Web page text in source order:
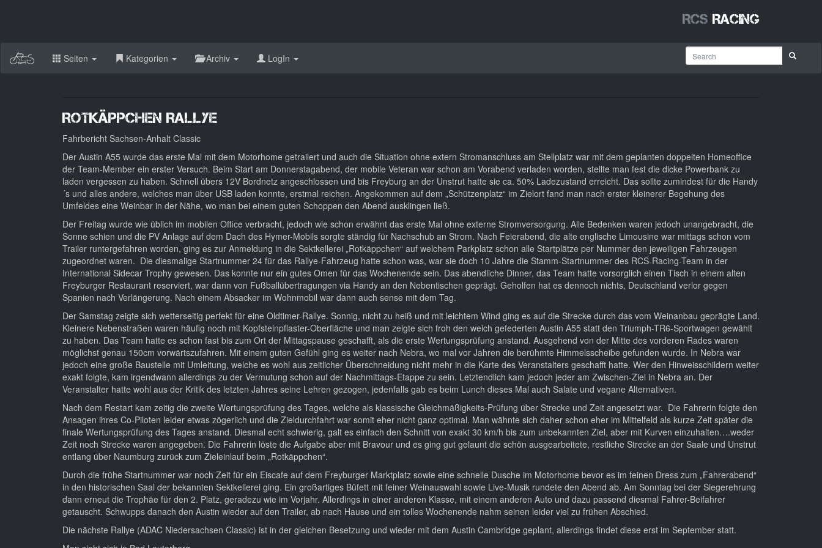
RCS Racing
Seiten Kategorien Archiv LogIn
Rotkäppchen Rallye
Fahrbericht Sachsen-Anhalt Classic
Der Austin A55 wurde das erste Mal mit dem Motorhome getrailert und auch die Situation ohne extern Stromanschluss am Stellplatz war mit dem geplanten doppelten Homeoffice
der Team-Member ein erster Versuch. Beim Start am Donnerstagabend, der mobile Veteran war schon am Vorabend verladen worden, stellte man fest die dicke Powerbank zu
laden vergessen zu haben. Schnell übers 12V Bordnetz angeschlossen und bis Freyburg an der Unstrut hatte sie ca. 50% Ladezustand erreicht. Das sollte zumindest für die Handy
´s und alles andere, welches man über USB laden konnte, erstmal reichen. Angekommen auf dem „Schützenplatz“ im Zielort fand man nach erster kleinerer Begehung des
Umfeldes eine Weinbar in der Nähe, wo man bei einem guten Schoppen den Abend ausklingen ließ.
Der Freitag wurde wie üblich im mobilen Office verbracht, jedoch wie schon erwähnt das erste Mal ohne externe Stromversorgung. Alle Bedenken waren jedoch unangebracht, die
Sonne schien und die PV Anlage auf dem Dach des Hymer-Mobils sorgte ständig für Nachschub an Strom. Nach Feierabend, die alte englische Limousine war mittags schon vom
Trailer runtergefahren worden, ging es zur Anmeldung in die Sektkellerei „Rotkäppchen“ auf welchem Parkplatz schon alle Startplätze per Nummer den jeweiligen Fahrzeugen
zugeordnet waren. Die diesmalige Startnummer 24 für das Rallye-Fahrzeug hatte schon was, war sie doch 10 Jahre die Stamm-Startnummer des RCS-Racing-Team in der
International Sidecar Trophy gewesen. Das konnte nur ein gutes Omen für das Wochenende sein. Das abendliche Dinner, das Team hatte vorsorglich einen Tisch in einem alten
Freyburger Restaurant reserviert, war dann von Fußballübertragungen via Handy an den Nebentischen geprägt. Geholfen hat es dennoch nichts, Deutschland verlor gegen
Spanien nach Verlängerung. Nach einem Absacker im Wohnmobil war dann auch sense mit dem Tag.
Der Samstag zeigte sich wetterseitig perfekt für eine Oldtimer-Rallye. Sonnig, nicht zu heiß und mit leichtem Wind ging es auf die Strecke durch das vom Weinanbau geprägte Land.
Kleinere Nebenstraßen waren häufig noch mit Kopfsteinpflaster-Oberfläche und man zeigte sich froh den weich gefederten Austin A55 statt den Triumph-TR6-Sportwagen gewählt
zu haben. Das Team hatte es schon fast bis zum Ort der Mittagspause geschafft, als die erste Wertungsprüfung anstand. Ausgehend von der Mitte des vorderen Rades waren
möglichst genau 150cm vorwärtszufahren. Mit einem guten Gefühl ging es weiter nach Nebra, wo mal vor Jahren die berühmte Himmelsscheibe gefunden wurde. In Nebra war
jedoch eine große Baustelle mit Umleitung, welche es wohl aus zeitlicher Überschneidung nicht mehr in die Karte des Veranstalters geschafft hatte. Wer den Hinweisschildern weiter
exakt folgte, kam irgendwann allerdings zu der Vermutung schon auf der Nachmittags-Etappe zu sein. Letztendlich kam jedoch jeder am Zwischen-Ziel in Nebra an. Der
Veranstalter hatte wohl aus der Kritik des letzten Jahres seine Lehren gezogen, jedenfalls gab es beim Lunch dieses Mal auch Salate und vegane Alternativen.
Nach dem Restart kam zeitig die zweite Wertungsprüfung des Tages, welche als klassische Gleichmäßigkeits-Prüfung über Strecke und Zeit angesetzt war. Die Fahrerin folgte den
Ansagen ihres Co-Piloten leider etwas zögerlich und die Zieldurchfahrt war somit eher nicht ganz optimal. Man wähnte sich daher schon eher im Mittelfeld als kurze Zeit später die
finale Wertungsprüfung des Tages anstand. Diesmal echt schwierig, galt es einfach den Schnitt von exakt 30 km/h bis zum unbekannten Ziel, aber mit Kurven einzuhalten….weder
Zeit noch Strecke waren angegeben. Die Fahrerin löste die Aufgabe aber mit Bravour und es ging gut gelaunt die schön ausgearbeitete, restliche Strecke an der Saale und Unstrut
entlang über Naumburg zurück zum Zieleinlauf beim „Rotkäppchen“.
Durch die frühe Startnummer war noch Zeit für ein Eiscafe auf dem Freyburger Marktplatz sowie eine schnelle Dusche im Motorhome bevor es im feinen Dress zum „Fahrerabend“
in den historischen Saal der bekannten Sektkellerei ging. Ein großartiges Büfett mit feiner Weinauswahl sowie Live-Musik rundete den Abend ab. Am Sonntag bei der Siegerehrung
dann erneut die Trophäe für den 2. Platz, geradezu wie im Vorjahr. Allerdings in einer anderen Klasse, mit einem anderen Auto und dazu passend diesmal Fahrer-Beifahrer
getauscht. Schwupps danach den Austin wieder auf den Trailer, ab nach Hause und ein tolles Wochenende nahm seinen leider viel zu frühen Abschied.
Die nächste Rallye (ADAC Niedersachsen Classic) ist in der gleichen Besetzung und wieder mit dem Austin Cambridge geplant, allerdings findet diese erst im September statt.